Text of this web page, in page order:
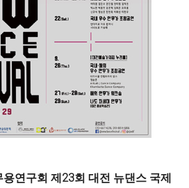
연구회 제23회 대전 뉴댄스 국제